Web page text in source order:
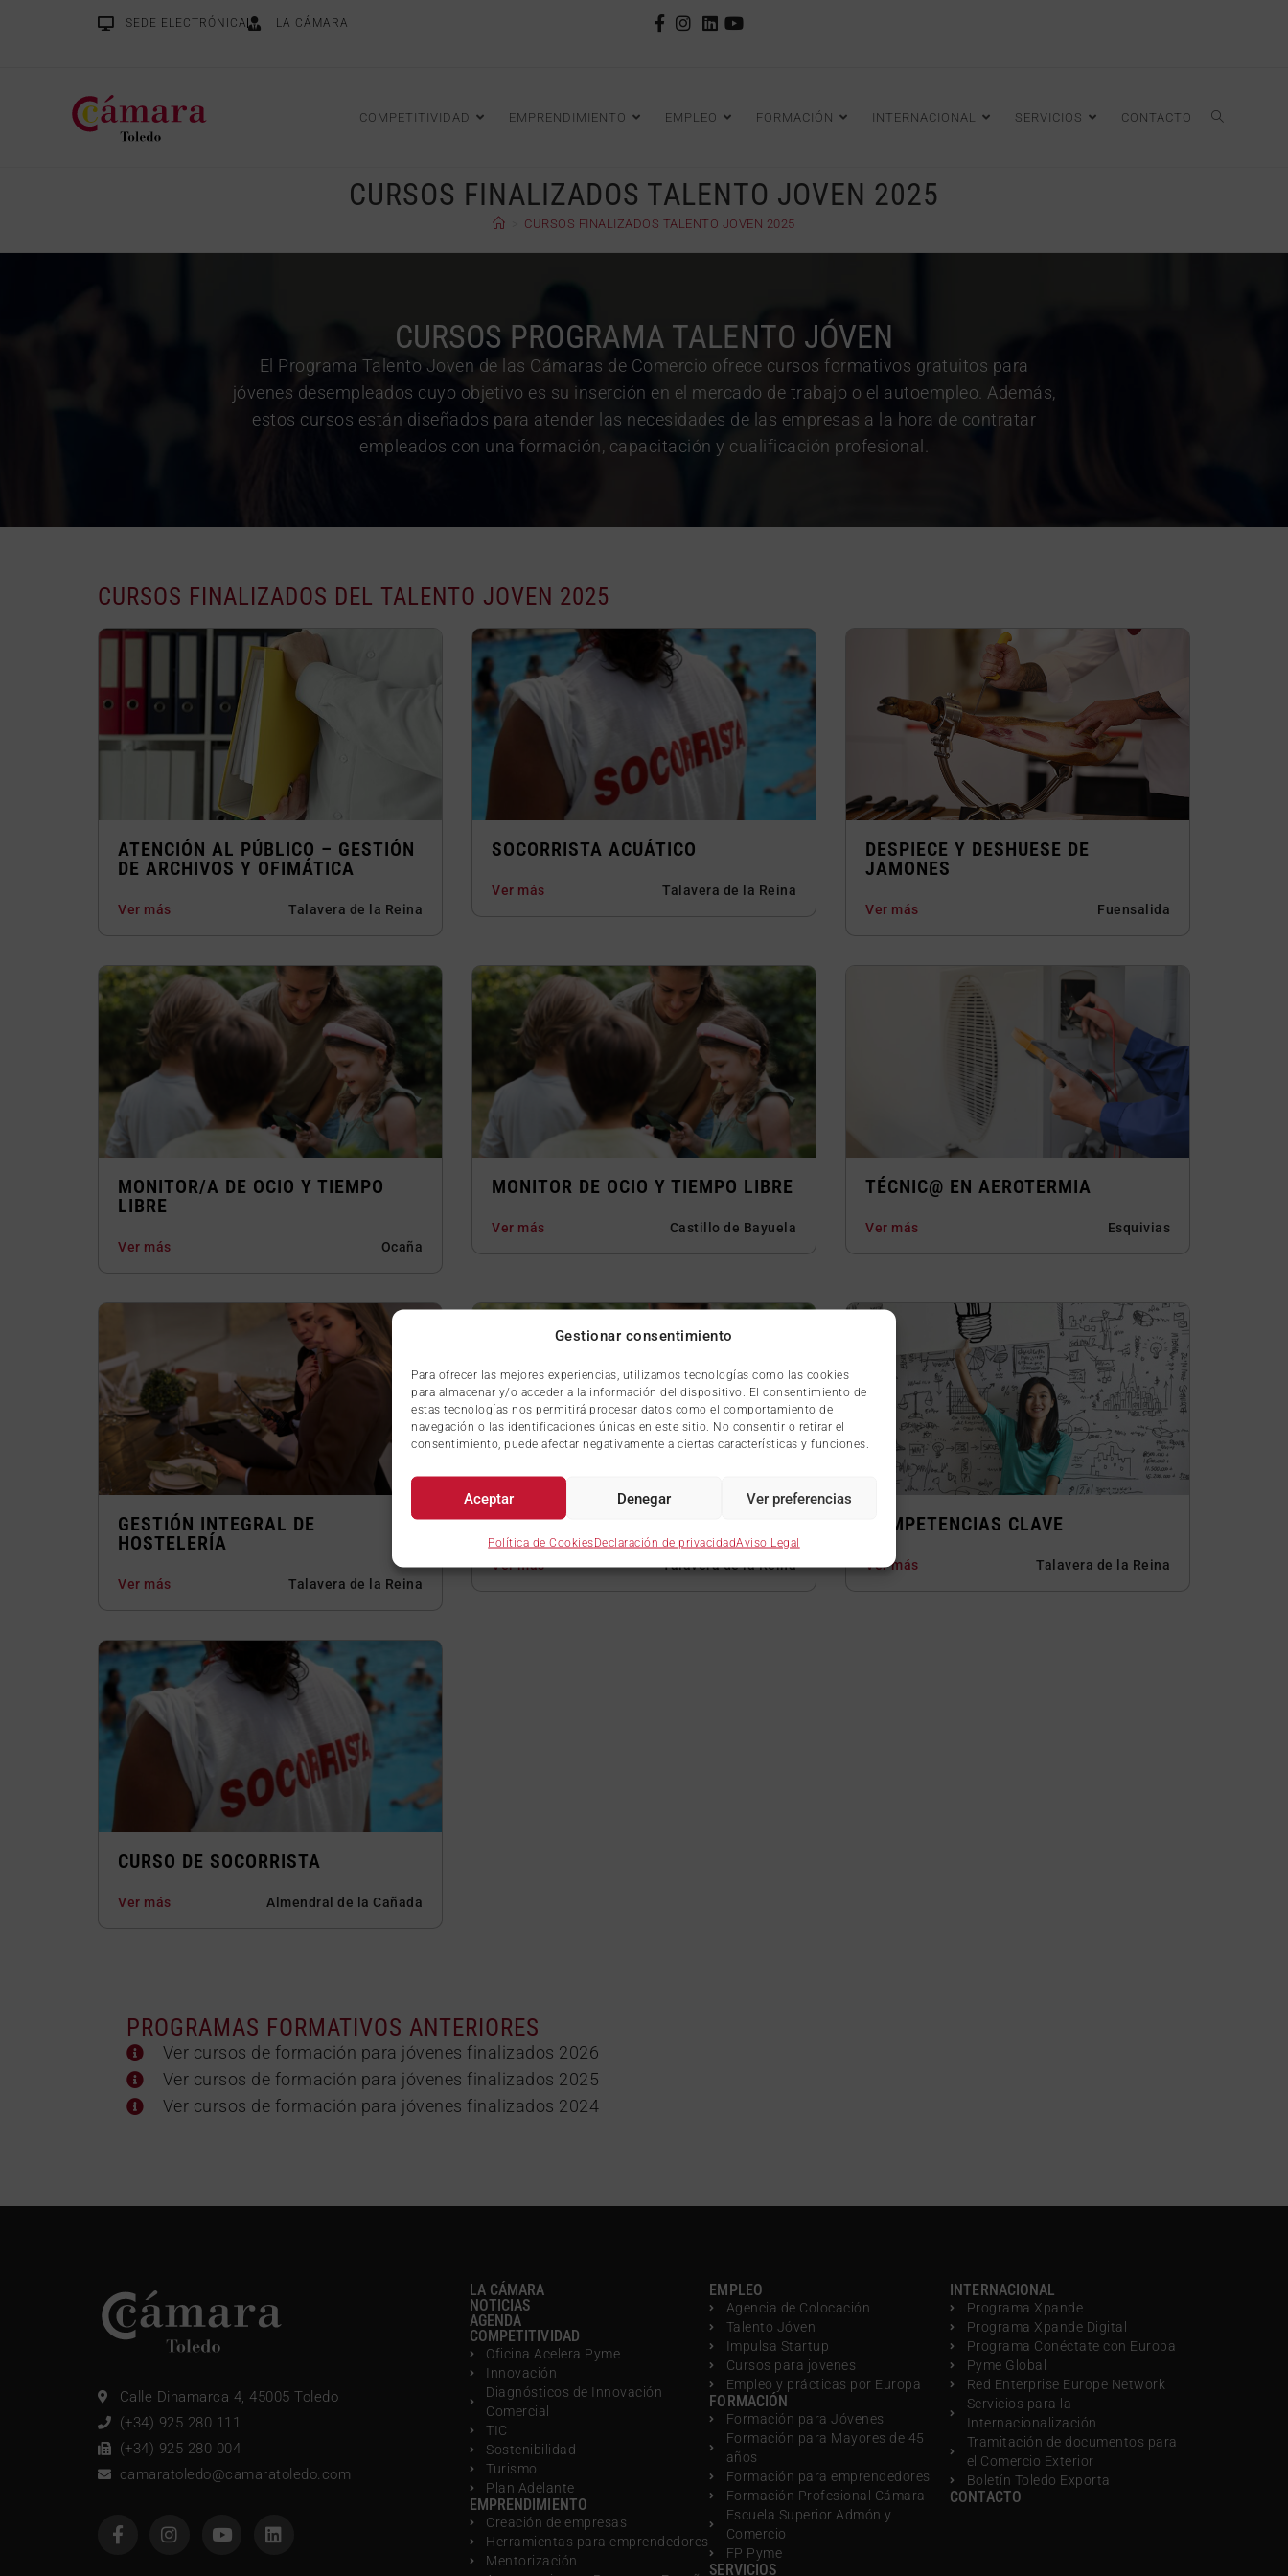
Gestionar consentimiento
Para ofrecer las mejores experiencias, utilizamos tecnologías como las cookies
para almacenar y/o acceder a la información del dispositivo. El consentimiento de
estas tecnologías nos permitirá procesar datos como el comportamiento de
navegación o las identificaciones únicas en este sitio. No consentir o retirar el
consentimiento, puede afectar negativamente a ciertas características y funciones.
Aceptar Denegar Ver preferencias
Política de CookiesDeclaración de privacidadAviso Legal
SEDE ELECTRÓNICA LA CÁMARA
COMPETITIVIDAD EMPRENDIMIENTO EMPLEO FORMACIÓN INTERNACIONAL SERVICIOS CONTACTO
CURSOS FINALIZADOS TALENTO JOVEN 2025
CURSOS FINALIZADOS TALENTO JOVEN 2025
CURSOS PROGRAMA TALENTO JÓVEN
El Programa Talento Joven de las Cámaras de Comercio ofrece cursos formativos gratuitos para
jóvenes desempleados cuyo objetivo es su inserción en el mercado de trabajo o el autoempleo. Además,
estos cursos están diseñados para atender las necesidades de las empresas a la hora de contratar
empleados con una formación, capacitación y cualificación profesional.
CURSOS FINALIZADOS DEL TALENTO JOVEN 2025
ATENCIÓN AL PÚBLICO – GESTIÓN
DE ARCHIVOS Y OFIMÁTICA
Ver más Talavera de la Reina
SOCORRISTA ACUÁTICO
Ver más Talavera de la Reina
DESPIECE Y DESHUESE DE
JAMONES
Ver más Fuensalida
MONITOR/A DE OCIO Y TIEMPO
LIBRE
Ver más Ocaña
MONITOR DE OCIO Y TIEMPO LIBRE
Ver más Castillo de Bayuela
TÉCNIC@ EN AEROTERMIA
Ver más Esquivias
GESTIÓN INTEGRAL DE
HOSTELERÍA
Ver más Talavera de la Reina
MONITOR DE OCIO Y TIEMPO LIBRE
Ver más Talavera de la Reina
COMPETENCIAS CLAVE
Ver más Talavera de la Reina
CURSO DE SOCORRISTA
Ver más Almendral de la Cañada
PROGRAMAS FORMATIVOS ANTERIORES
Ver cursos de formación para jóvenes finalizados 2026
Ver cursos de formación para jóvenes finalizados 2025
Ver cursos de formación para jóvenes finalizados 2024
Calle Dinamarca 4, 45005 Toledo
(+34) 925 280 111
(+34) 925 280 004
camaratoledo@camaratoledo.com
LA CÁMARA
NOTICIAS
AGENDA
COMPETITIVIDAD
Oficina Acelera Pyme
Innovación
Diagnósticos de Innovación
Comercial
TIC
Sostenibilidad
Turismo
Plan Adelante
EMPRENDIMIENTO
Creación de empresas
Herramientas para emprendedores
Mentorización
EMPLEO
Agencia de Colocación
Talento Jóven
Impulsa Startup
Cursos para jovenes
Empleo y prácticas por Europa
FORMACIÓN
Formación para Jóvenes
Formación para Mayores de 45
años
Formación para emprendedores
Formación Profesional Cámara
Escuela Superior Admón y
Comercio
FP Pyme
SERVICIOS
INTERNACIONAL
Programa Xpande
Programa Xpande Digital
Programa Conéctate con Europa
Pyme Global
Red Enterprise Europe Network
Servicios para la
Internacionalización
Tramitación de documentos para
el Comercio Exterior
Boletín Toledo Exporta
CONTACTO